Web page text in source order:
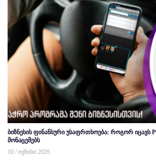
ბიზნესის ფინანსური უსაფრთხოება: როგორ იცავს
მონაცემებს
10 / ივნისი 2026